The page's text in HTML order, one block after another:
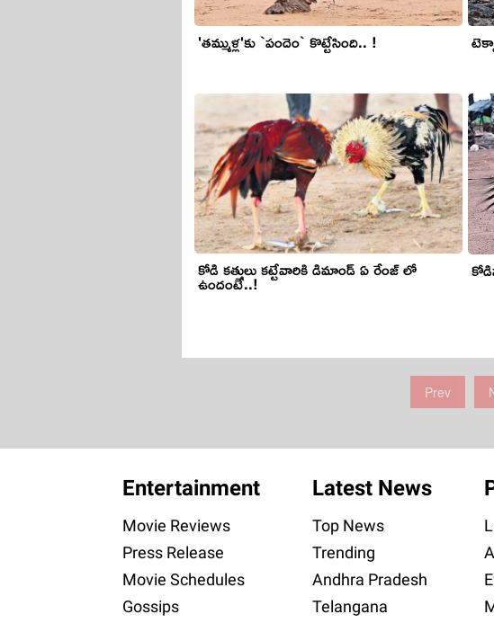
'త‌మ్ముళ్ల‌'కు `పందెం` కొట్టేసింది.. !
కోడి కత్తులు కట్టేవారికి డిమాండ్ ఏ రేంజ్ లో
ఉందంటే..!
Prev
Entertainment
Movie Reviews
Press Release
Movie Schedules
Gossips
Latest News
Top News
Trending
Andhra Pradesh
Telangana